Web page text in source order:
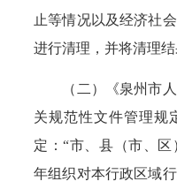
止等情况以及经济社
进行清理，并将清理
（二）《泉州市人
关规范性文件管理规
定：“市、县（市、
年组织对本行政区域